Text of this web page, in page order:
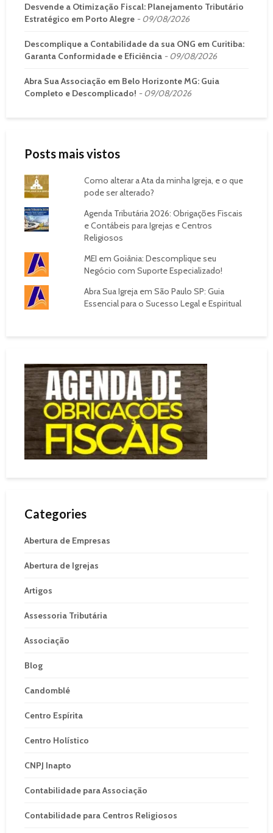
Desvende a Otimização Fiscal: Planejamento Tributário
Estratégico em Porto Alegre
09/08/2026
Descomplique a Contabilidade da sua ONG em Curitiba:
Garanta Conformidade e Eficiência
09/08/2026
Abra Sua Associação em Belo Horizonte MG: Guia
Completo e Descomplicado!
09/08/2026
Posts mais vistos
Como alterar a Ata da minha Igreja, e o que
pode ser alterado?
Agenda Tributária 2026: Obrigações Fiscais
e Contábeis para Igrejas e Centros
Religiosos
MEI em Goiânia: Descomplique seu
Negócio com Suporte Especializado!
Abra Sua Igreja em São Paulo SP: Guia
Essencial para o Sucesso Legal e Espiritual
Categories
Abertura de Empresas
Abertura de Igrejas
Artigos
Assessoria Tributária
Associação
Blog
Candomblé
Centro Espírita
Centro Holístico
CNPJ Inapto
Contabilidade para Associação
Contabilidade para Centros Religiosos